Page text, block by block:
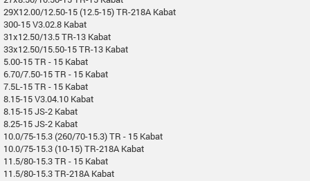
29X12.00/12.50-15 (12.5-15) TR-218A Kabat
300-15 V3.02.8 Kabat
31x12.50/13.5 TR-13 Kabat
33x12.50/15.50-15 TR-13 Kabat
5.00-15 TR - 15 Kabat
6.70/7.50-15 TR - 15 Kabat
7.5L-15 TR - 15 Kabat
8.15-15 V3.04.10 Kabat
8.15-15 JS-2 Kabat
8.25-15 JS-2 Kabat
10.0/75-15.3 (260/70-15.3) TR - 15 Kabat
10.0/75-15.3 (10-15) TR-218A Kabat
11.5/80-15.3 TR - 15 Kabat
11.5/80-15.3 TR-218A Kabat